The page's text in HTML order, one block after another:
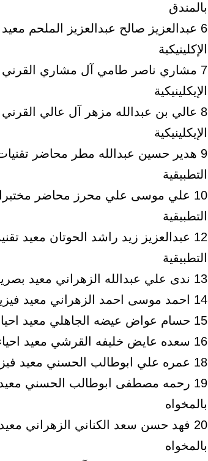
بالمندق
6 عبدالعزيز صالح عبدالعزيز الملحم
الإكلينيكية
7 مشاري ناصر طامي آل مشاري القرني
الإيكلينيكية
8 عالي بن عبدالله مزهر آل عالي
الإيكلينيكية
9 هدير حسين عبدالله مطر محاضر
التطبيقية
10 علي موسى علي محرز محاضر
التطبيقية
12 عبدالعزيز زيد راشد الحوتان معيد
التطبيقية
13 ندى علي عبدالله الزهراني معيد بصريات كلية العلوم الطبية التطبيقية
14 احمد موسى احمد الزهراني معيد فيزياء كلية العلوم والآداب بالمخواه
15 حسام عواض عيضه الجاهلي معيد احياء كلية العلوم والآداب بالمخواه
16 سعده عايض خليفه القرشي معيد احياء كلية العلوم والآداب بالمخواه
18 عمره علي ابوطالب الحسني معيد فيزياء كلية العلوم والآداب بالمخواه
19 رحمه مصطفى ابوطالب الحسني معيد
بالمخواه
20 فهد حسن سعد الكناني الزهراني
بالمخواه